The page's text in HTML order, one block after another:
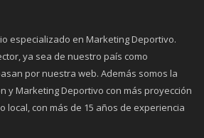
especializado en Marketing Deportivo.
ya sea de nuestro país como
por nuestra web. Además somos la
y Marketing Deportivo con más proyección
local, con más de 15 años de experiencia